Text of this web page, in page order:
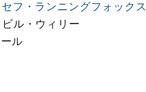
フ・ランニングフォックス
ル・ウィリー
ル